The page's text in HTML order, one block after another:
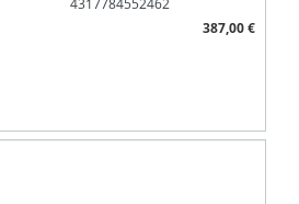
387,00 €